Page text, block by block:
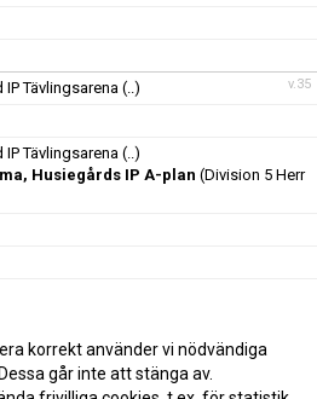
v.35
Tävlingsarena(..)
Tävlingsarena(..)
Husiegårds IP A-plan (Division 5 Herr
Tävlingsarena(..)
korrekt använder vi nödvändiga
går inte att stänga av.